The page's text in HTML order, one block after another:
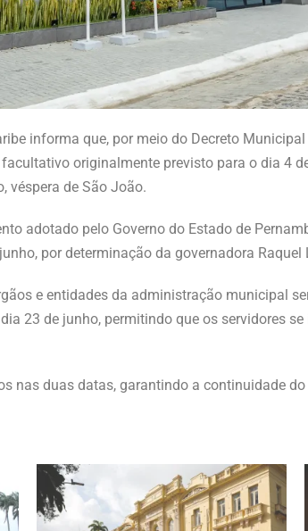
informa que, por meio do Decreto
originalmente previsto para o dia 4
véspera de São João.
adotado pelo Governo do Estado de
por determinação da governadora Raquel
e entidades da administração municipal
23 de junho, permitindo que os servidores
nas duas datas, garantindo a continuidade